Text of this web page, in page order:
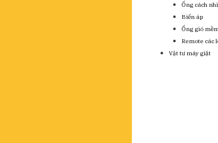
Ống cách
Biến áp
Ống gió
Remote các
Vật tư máy giặt